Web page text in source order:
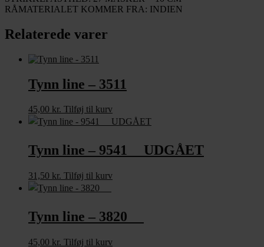
RÅMATERIALET KOMMER FRA: INDIEN
Relaterede varer
Tynn line – 3511
45,00 kr. Tilføj til kurv
Tynn line – 9541 UDGÅET
31,50 kr. Tilføj til kurv
Tynn line – 3820
45,00 kr. Tilføj til kurv